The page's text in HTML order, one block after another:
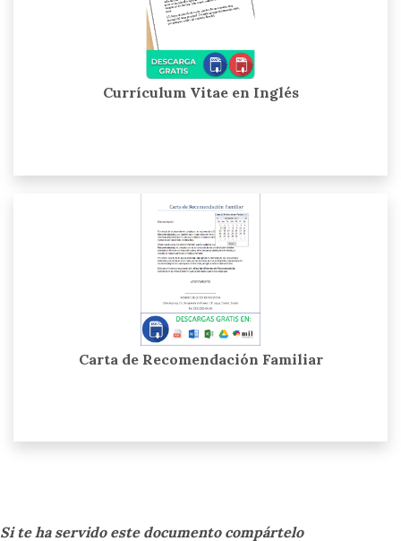
Currículum Vitae en Inglés
Carta de Recomendación Familiar
Si te ha servido este documento compártelo